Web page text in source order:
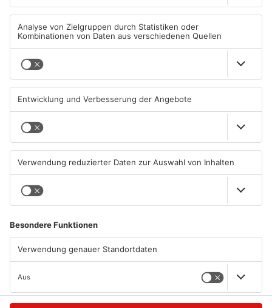
04.08.2026, 06:47 UHR IN KREIS
OFFENBACH
04.08.2026, 06:41 UHR IN KREIS
OFFENBACH